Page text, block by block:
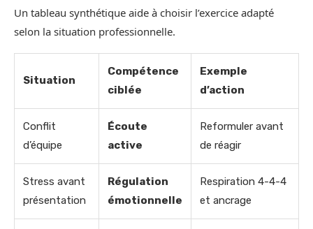
Un tableau synthétique aide à choisir l’exercice adapté
selon la situation professionnelle.
Situation
Compétence
ciblée
Exemple
d’action
Conflit
d’équipe
Écoute
active
Reformuler avant
de réagir
Stress avant
présentation
Régulation
émotionnelle
Respiration 4-4-4
et ancrage